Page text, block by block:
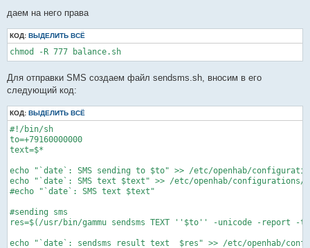
echo $?
даем на него права
КОД: ВЫДЕЛИТЬ ВСЁ
Для отправки SMS создаем файл sendsms.sh, вносим в его
следующий код:
КОД: ВЫДЕЛИТЬ ВСЁ
#!/bin/sh
to=+79160000000
text=$*
echo "`date`: SMS sending to $to" >> /etc/openhab/
echo "`date`: SMS text $text" >> /etc/openhab/configurations/
#echo "`date`: SMS text $text"
#sending sms
res=$(/usr/bin/gammu sendsms TEXT ''$to'' -unicode -report
echo "`date`: sendsms result text  $res" >> /etc/openhab/